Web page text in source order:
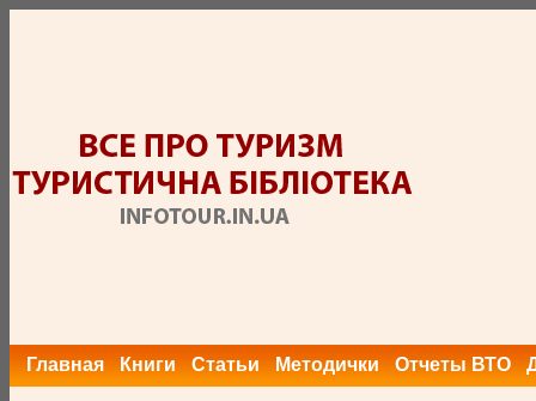
Главная Книги Статьи Методички Отчеты ВТО